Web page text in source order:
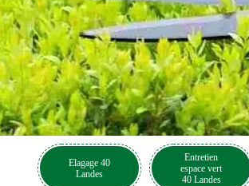
Elagage 40
Landes
Entretien
espace vert
40 Landes